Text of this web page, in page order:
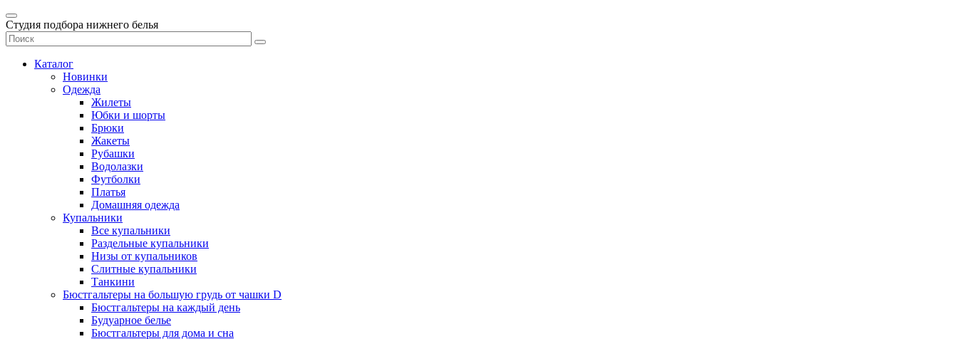
Студия подбора нижнего белья
Каталог
Новинки
Одежда
Жилеты
Юбки и шорты
Брюки
Жакеты
Рубашки
Водолазки
Футболки
Платья
Домашняя одежда
Купальники
Все купальники
Раздельные купальники
Низы от купальников
Слитные купальники
Танкини
Бюстгальтеры на большую грудь от чашки D
Бюстгальтеры на каждый день
Будуарное белье
Бюстгальтеры для дома и сна